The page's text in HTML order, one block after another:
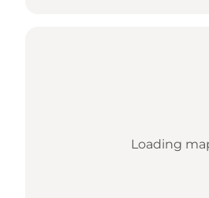
Loading